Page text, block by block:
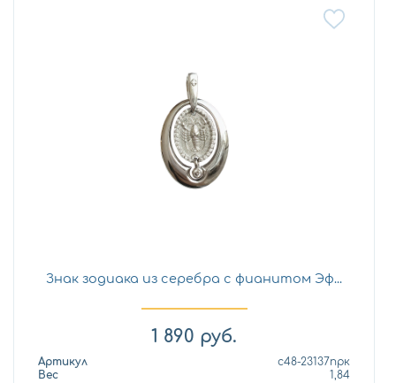
Знак зодиака из серебра с фианитом Эф...
1 890 руб.
Артикул
с48-23137прк
Вес
1,84